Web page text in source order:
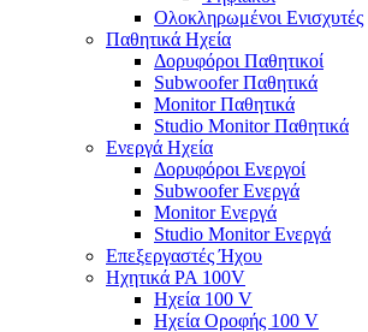
Ολοκληρωμένοι Ενισχυτές
Παθητικά Ηχεία
Δορυφόροι Παθητικοί
Subwoofer Παθητικά
Monitor Παθητικά
Studio Monitor Παθητικά
Ενεργά Ηχεία
Δορυφόροι Ενεργοί
Subwoofer Ενεργά
Monitor Ενεργά
Studio Monitor Ενεργά
Επεξεργαστές Ήχου
Ηχητικά PA 100V
Ηχεία 100 V
Ηχεία Οροφής 100 V